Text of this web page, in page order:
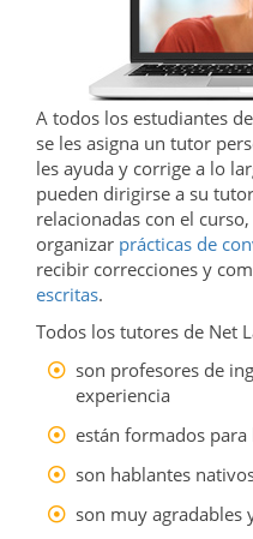
A todos los estudiantes
se les asigna un tutor
les ayuda y corrige a lo
pueden dirigirse a su
relacionadas con el
organizar prácticas de
recibir correcciones y
escritas.
Todos los tutores de Net
son profesores de
experiencia
están formados
son hablantes
son muy agradables